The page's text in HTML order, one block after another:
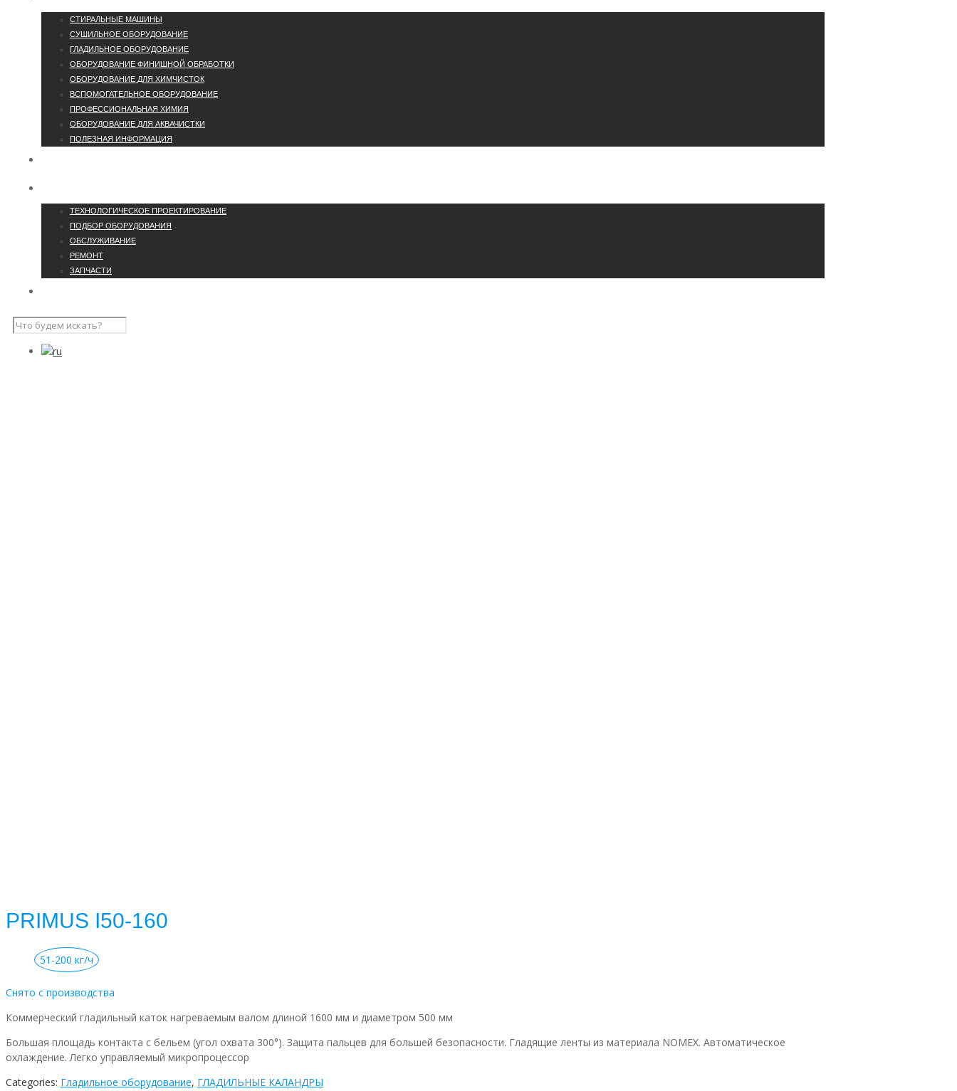
СТИРАЛЬНЫЕ МАШИНЫ
СУШИЛЬНОЕ ОБОРУДОВАНИЕ
ГЛАДИЛЬНОЕ ОБОРУДОВАНИЕ
ОБОРУДОВАНИЕ ФИНИШНОЙ ОБРАБОТКИ
ОБОРУДОВАНИЕ ДЛЯ ХИМЧИСТОК
ВСПОМОГАТЕЛЬНОЕ ОБОРУДОВАНИЕ
ПРОФЕССИОНАЛЬНАЯ ХИМИЯ
ОБОРУДОВАНИЕ ДЛЯ АКВАЧИСТКИ
ПОЛЕЗНАЯ ИНФОРМАЦИЯ
ТЕХНОЛОГИЧЕСКОЕ ПРОЕКТИРОВАНИЕ
ПОДБОР ОБОРУДОВАНИЯ
ОБСЛУЖИВАНИЕ
РЕМОНТ
ЗАПЧАСТИ
PRIMUS I50-160
51-200 кг/ч
Снято с производства
Коммерческий гладильный каток нагреваемым валом длиной 1600 мм и диаметром 500 мм
Большая площадь контакта с бельем (угол охвата 300°). Защита пальцев для большей безопасности. Гладящие ленты из материала NOMEX. Автоматическое
охлаждение. Легко управляемый микропроцессор
Categories: Гладильное оборудование, ГЛАДИЛЬНЫЕ КАЛАНДРЫ